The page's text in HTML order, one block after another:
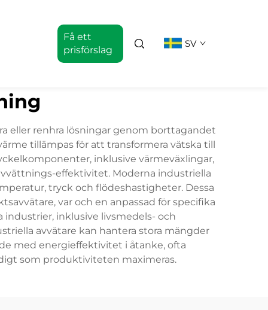
Få ett
prisförslag
SV
eller renhra lösningar genom borttagandet
tillämpas för att transformera vätska till
inklusive värmeväxlingar,
effektivitet. Moderna industriella
tryck och flödeshastigheter. Dessa
var och en anpassad för specifika
inklusive livsmedels- och
avvätare kan hantera stora mängder
med energieffektivitet i åtanke, ofta
som produktiviteten maximeras.